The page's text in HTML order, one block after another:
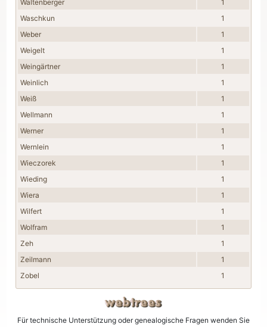
Waltenberger
1
Waschkun
1
Weber
1
Weigelt
1
Weingärtner
1
Weinlich
1
Weiß
1
Wellmann
1
Werner
1
Wernlein
1
Wieczorek
1
Wieding
1
Wiera
1
Wilfert
1
Wolfram
1
Zeh
1
Zeilmann
1
Zobel
1
Für technische Unterstützung oder genealogische Fragen wenden Sie